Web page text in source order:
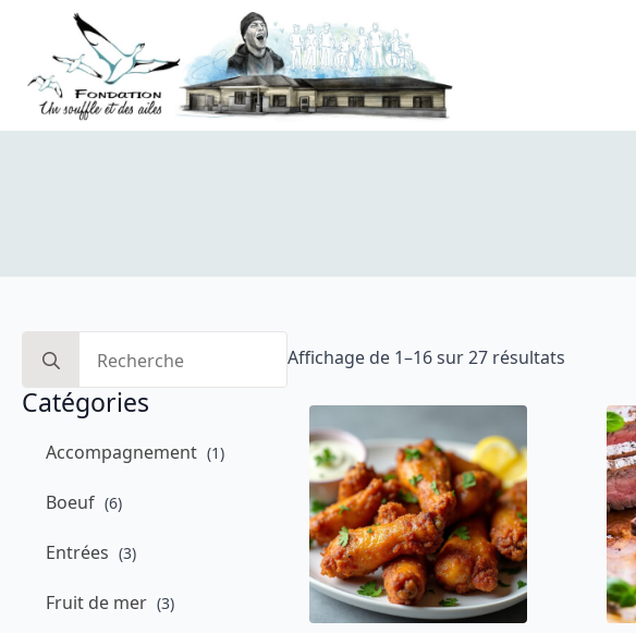
for:
Catégories
Accompagnement (1)
Boeuf (6)
Entrées (3)
Fruit de mer (3)
Affichage de 1–16 sur 27 résultats